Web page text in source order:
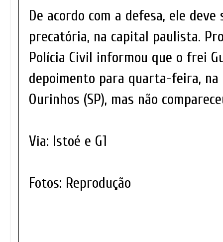
De acordo com a defesa, ele
precatória, na capital paulista.
Polícia Civil informou que o frei
depoimento para quarta-feira, na
Ourinhos (SP), mas não
Via: Istoé e G1
Fotos: Reprodução